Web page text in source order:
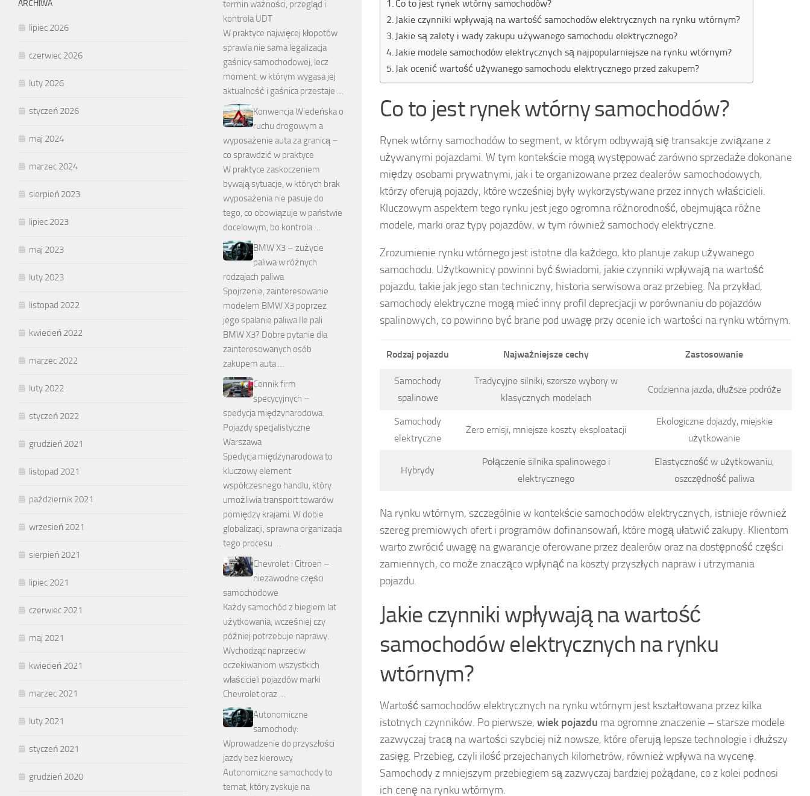
Co to jest rynek wtórny samochodów?
Jakie czynniki wpływają na wartość samochodów elektrycznych na rynku wtórnym?
Jakie są zalety i wady zakupu używanego samochodu elektrycznego?
Jakie modele samochodów elektrycznych są najpopularniejsze na rynku wtórnym?
Jak ocenić wartość używanego samochodu elektrycznego przed zakupem?
Co to jest rynek wtórny samochodów?
Rynek wtórny samochodów to segment, w którym odbywają się transakcje związane z
używanymi pojazdami. W tym kontekście mogą występować zarówno sprzedaże dokonane
między osobami prywatnymi, jak i te organizowane przez dealerów samochodowych,
którzy oferują pojazdy, które wcześniej były wykorzystywane przez innych właścicieli.
Kluczowym aspektem tego rynku jest jego ogromna różnorodność, obejmująca różne
modele, marki oraz typy pojazdów, w tym również samochody elektryczne.
Zrozumienie rynku wtórnego jest istotne dla każdego, kto planuje zakup używanego
samochodu. Użytkownicy powinni być świadomi, jakie czynniki wpływają na wartość
pojazdu, takie jak jego stan techniczny, historia serwisowa oraz przebieg. Na przykład,
samochody elektryczne mogą mieć inny profil deprecjacji w porównaniu do pojazdów
spalinowych, co powinno być brane pod uwagę przy ocenie ich wartości na rynku wtórnym.
Rodzaj pojazdu Najważniejsze cechy Zastosowanie
Samochody
spalinowe
Tradycyjne silniki, szersze wybory w
klasycznych modelach
Codzienna jazda, dłuższe podróże
Samochody
elektryczne
Zero emisji, mniejsze koszty eksploatacji
Ekologiczne dojazdy, miejskie
użytkowanie
Hybrydy
Połączenie silnika spalinowego i
elektrycznego
Elastyczność w użytkowaniu,
oszczędność paliwa
Na rynku wtórnym, szczególnie w kontekście samochodów elektrycznych, istnieje również
szereg premiowych ofert i programów dofinansowań, które mogą ułatwić zakupy. Klientom
warto zwrócić uwagę na gwarancje oferowane przez dealerów oraz na dostępność części
zamiennych, co może znacząco wpłynąć na koszty przyszłych napraw i utrzymania
pojazdu.
Jakie czynniki wpływają na wartość
samochodów elektrycznych na rynku
wtórnym?
Wartość samochodów elektrycznych na rynku wtórnym jest kształtowana przez kilka
istotnych czynników. Po pierwsze, wiek pojazdu ma ogromne znaczenie – starsze modele
zazwyczaj tracą na wartości szybciej niż nowsze, które oferują lepsze technologie i dłuższy
zasięg. Przebieg, czyli ilość przejechanych kilometrów, również wpływa na wycenę.
Samochody z mniejszym przebiegiem są zazwyczaj bardziej pożądane, co z kolei podnosi
ich cenę na rynku wtórnym.
ARCHIWA
lipiec 2026
czerwiec 2026
luty 2026
styczeń 2026
maj 2024
marzec 2024
sierpień 2023
lipiec 2023
maj 2023
luty 2023
listopad 2022
kwiecień 2022
marzec 2022
luty 2022
styczeń 2022
grudzień 2021
listopad 2021
październik 2021
wrzesień 2021
sierpień 2021
lipiec 2021
czerwiec 2021
maj 2021
kwiecień 2021
marzec 2021
luty 2021
styczeń 2021
grudzień 2020
termin ważności, przegląd i
kontrola UDT
W praktyce najwięcej kłopotów
sprawia nie sama legalizacja
gaśnicy samochodowej, lecz
moment, w którym wygasa jej
aktualność i gaśnica przestaje …
Konwencja Wiedeńska o
ruchu drogowym a
wyposażenie auta za granicą –
co sprawdzić w praktyce
W praktyce zaskoczeniem
bywają sytuacje, w których brak
wyposażenia nie pasuje do
tego, co obowiązuje w państwie
docelowym, bo kontrola …
BMW X3 – zużycie
paliwa w różnych
rodzajach paliwa
Spojrzenie, zainteresowanie
modelem BMW X3 poprzez
jego spalanie paliwa Ile pali
BMW X3? Dobre pytanie dla
zainteresowanych osób
zakupem auta …
Cennik firm
specycyjnych –
spedycja międzynarodowa.
Pojazdy specjalistyczne
Warszawa
Spedycja międzynarodowa to
kluczowy element
współczesnego handlu, który
umożliwia transport towarów
pomiędzy krajami. W dobie
globalizacji, sprawna organizacja
tego procesu …
Chevrolet i Citroen –
niezawodne części
samochodowe
Każdy samochód z biegiem lat
użytkowania, wcześniej czy
później potrzebuje naprawy.
Wychodząc naprzeciw
oczekiwaniom wszystkich
właścicieli pojazdów marki
Chevrolet oraz …
Autonomiczne
samochody:
Wprowadzenie do przyszłości
jazdy bez kierowcy
Autonomiczne samochody to
temat, który zyskuje na